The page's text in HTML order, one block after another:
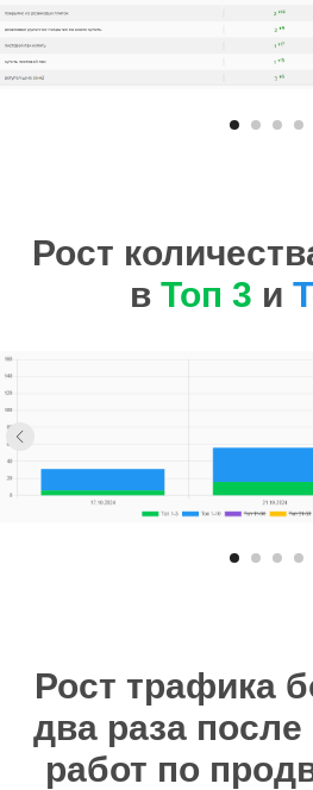
Рост
в Топ 3 и
Рост трафика
два раза
работ по